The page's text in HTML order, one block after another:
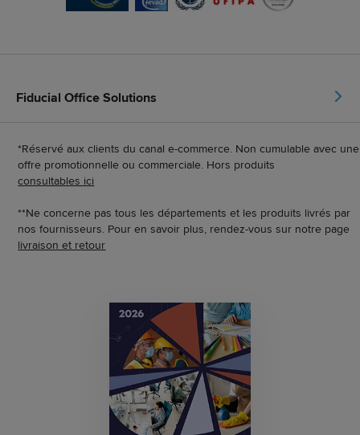
Fiducial Office Solutions
*Réservé aux clients du canal e-commerce. Non cumulable avec une
offre promotionnelle ou commerciale. Hors produits
consultables ici
**Ne concerne pas tous les départements et les produits livrés par
nos fournisseurs. Pour en savoir plus, rendez-vous sur notre page
livraison et retour